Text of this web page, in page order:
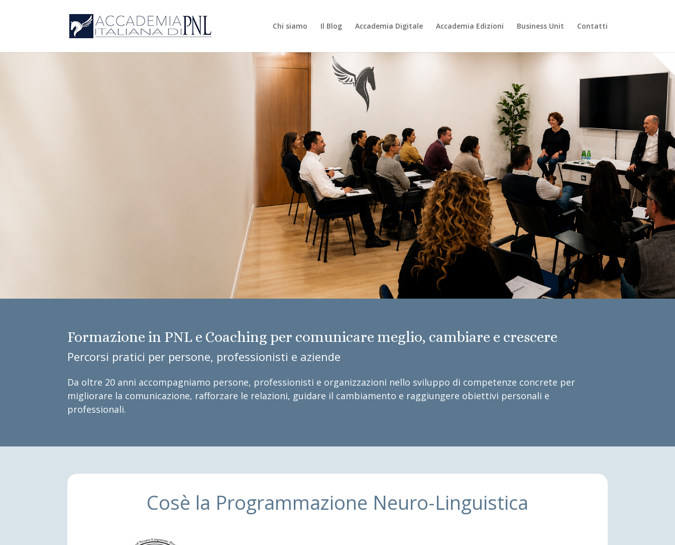
Chi siamo Il Blog Accademia Digitale Accademia Edizioni Business Unit Contatti
Formazione in PNL e Coaching per comunicare meglio, cambiare e crescere
Percorsi pratici per persone, professionisti e aziende
Da oltre 20 anni accompagniamo persone, professionisti e organizzazioni nello sviluppo di competenze concrete per
migliorare la comunicazione, rafforzare le relazioni, guidare il cambiamento e raggiungere obiettivi personali e
professionali.
Cosè la Programmazione Neuro-Linguistica